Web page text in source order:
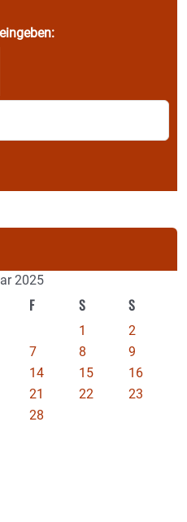
2025
F S S
1
2
7 8
9
14 15
16
21 22
23
28